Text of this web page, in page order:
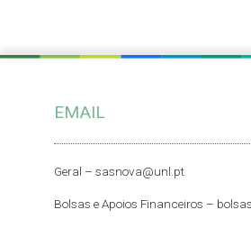
EMAIL
Geral – sasnova@unl.pt
Bolsas e Apoios Financeiros –